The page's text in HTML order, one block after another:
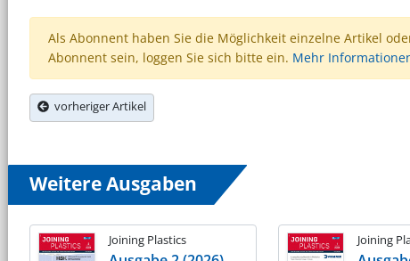
Als Abonnent haben Sie die Möglichkeit einzelne Artikel
Abonnent sein, loggen Sie sich bitte ein. Mehr
vorheriger Artikel
Weitere Ausgaben
Joining Plastics Joining